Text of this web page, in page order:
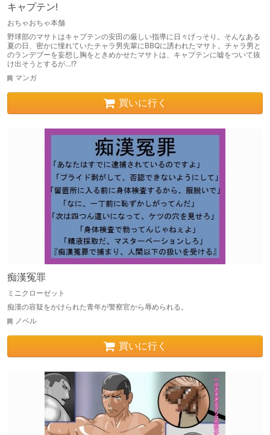
キャプテン!
おちゃおちゃ本舗
野球部のマサトはキャプテンの安田の厳しい指導に日々げっそり。そんなある
夏の日、密かに憧れていたチャラ男先輩にBBQに誘われたマサト。チャラ男と
のランデブーを妄想し胸をときめかせたマサトは、キャプテンに嘘をついて抜
け出そうとするが…!?
マンガ
買いに行く
痴漢冤罪
ミニクローゼット
痴漢の容疑をかけられた青年が警察官から辱められる。
ノベル
買いに行く